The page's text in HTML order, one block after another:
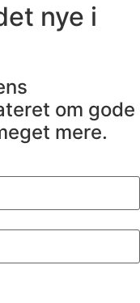
nye i
om gode
mere.